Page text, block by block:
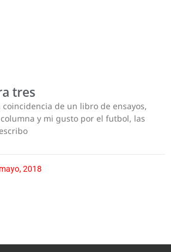
tres
coincidencia de un libro de ensayos,
y mi gusto por el futbol, las
2018